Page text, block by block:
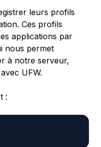
leurs profils
Ces profils
applications par
nous permet
à notre serveur,
UFW.
: